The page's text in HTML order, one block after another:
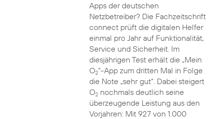
Apps der deutschen
Netzbetreiber? Die Fachzeitschrift
connect prüft die digitalen Helfer
einmal pro Jahr auf Funktionalität,
Service und Sicherheit. Im
diesjährigen Test erhält die „Mein
O2“-App zum dritten Mal in Folge
die Note „sehr gut“. Dabei steigert
O2nochmals deutlich seine
überzeugende Leistung aus den
Vorjahren: Mit 927 von 1.000